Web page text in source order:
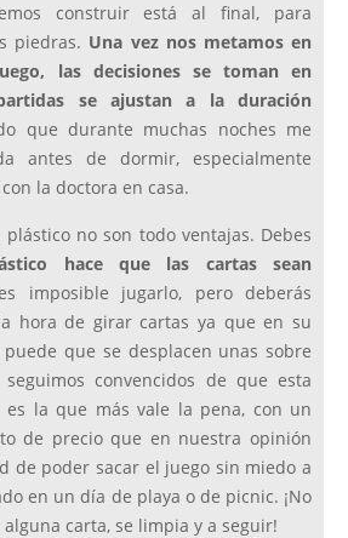
construir está al final, para
piedras. Una vez nos metamos en
las decisiones se toman en
se ajustan a la duración
que durante muchas noches me
antes de dormir, especialmente
la doctora en casa.
no son todo ventajas. Debes
hace que las cartas sean
imposible jugarlo, pero deberás
hora de girar cartas ya que en su
que se desplacen unas sobre
convencidos de que esta
es la que más vale la pena, con un
de precio que en nuestra opinión
de poder sacar el juego sin miedo a
en un día de playa o de picnic. ¡No
carta, se limpia y a seguir!